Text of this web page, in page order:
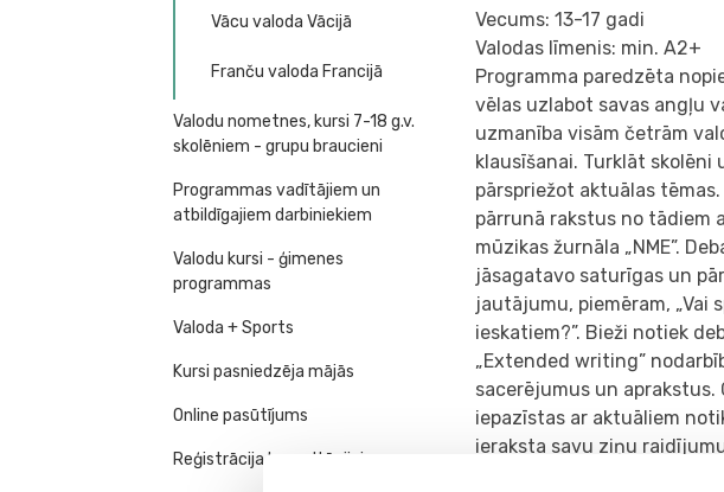
Vācu valoda Vācijā
Franču valoda Francijā
Valodu nometnes, kursi 7-18 g.v.
skolēniem - grupu braucieni
Programmas vadītājiem un
atbildīgajiem darbiniekiem
Valodu kursi - ģimenes
programmas
Valoda + Sports
Kursi pasniedzēja mājās
Online pasūtījums
Reģistrācija konsultācijai
Vecums: 13-17 gadi
Valodas līmenis: min. A2+
Programma paredzēta
vēlas uzlabot savas angļu
uzmanība visām četrām
klausīšanai. Turklāt skolēni
pārspriežot aktuālas
pārrunā rakstus no tādiem
mūzikas žurnāla „NME”.
jāsagatavo saturīgas un
jautājumu, piemēram,
ieskatiem?”. Bieži notiek
„Extended writing”
sacerējumus un aprakstus.
iepazīstas ar aktuāliem
ieraksta savu ziņu